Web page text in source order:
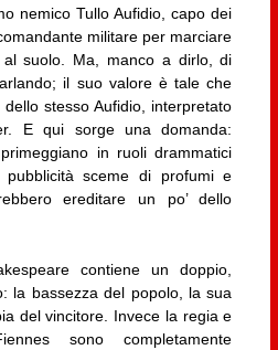
nemico Tullo Aufidio, capo dei
militare per marciare
suolo. Ma, manco a dirlo, di
il suo valore è tale che
stesso Aufidio, interpretato
E qui sorge una domanda:
in ruoli drammatici
pubblicità sceme di profumi e
ereditare un po’ dello
contiene un doppio,
la bassezza del popolo, la sua
del vincitore. Invece la regia e
sono completamente